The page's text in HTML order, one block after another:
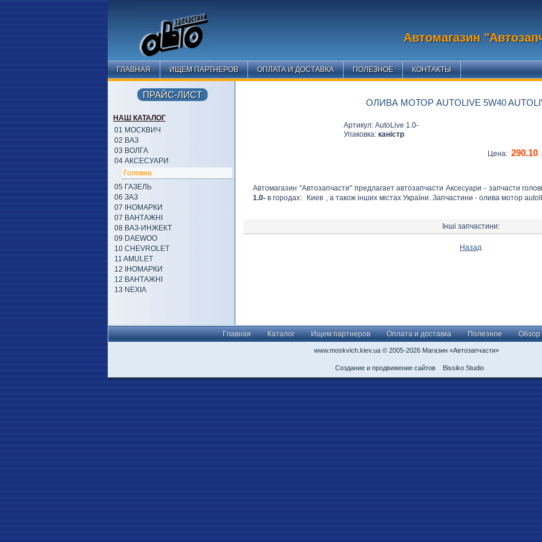
Автомагазин
ГЛАВНАЯ ИЩЕМ ПАРТНЕРОВ ОПЛАТА И ДОСТАВКА ПОЛЕЗНОЕ КОНТАКТЫ
ОЛИВА МОТОР AUTOLIVE 5W40
Артикул: AutoLive 1.0-
Упаковка: каністр
Цена: 290.10
Автомагазин "Автозапчасти" предлагает автозапчасти Аксесуари - запчасти
1.0- в городах: Киев , а також інших містах України. Запчастини - олива мотор
Інші запчастини:
Назад
ПРАЙС-ЛИСТ
НАШ КАТАЛОГ
01 МОСКВИЧ
02 ВАЗ
03 ВОЛГА
04 АКСЕСУАРИ
Головна
05 ГАЗЕЛЬ
06 ЗАЗ
07 ІНОМАРКИ
07 ВАНТАЖНІ
08 ВАЗ-ИНЖЕКТ
09 DAEWOO
10 CHEVROLET
11 AMULET
12 ІНОМАРКИ
12 ВАНТАЖНІ
13 NEXIA
Главная Каталог Ищем партнеров Оплата и доставка Полезное Обзор
www.moskvich.kiev.ua © 2005-2026 Магазин «Автозапчасти»
Создание и продвижение сайтов Bissiko Studio